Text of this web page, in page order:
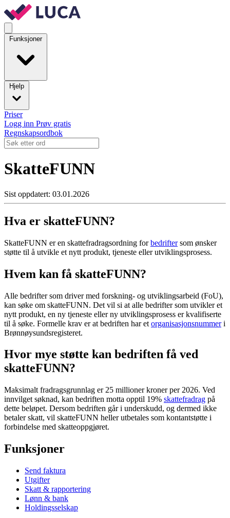
Funksjoner
Hjelp
Priser
Logg inn Prøv gratis
Regnskapsordbok
SkatteFUNN
Sist oppdatert: 03.01.2026
Hva er skatteFUNN?
SkatteFUNN er en skattefradragsordning forbedriftersom ønsker
støtte til å utvikle et nytt produkt, tjeneste eller utviklingsprosess.
Hvem kan få skatteFUNN?
Alle bedrifter som driver med forskning- og utviklingsarbeid (FoU),
kan søke om skatteFUNN. Det vil si at alle bedrifter som utvikler et
nytt produkt, en ny tjeneste eller ny utviklingsprosess er kvalifiserte
til å søke. Formelle krav er at bedriften har et organisasjonsnummeri
Brønnøysundsregisteret.
Hvor mye støtte kan bedriften få ved
skatteFUNN?
Maksimalt fradragsgrunnlag er 25 millioner kroner per 2026. Ved
innvilget søknad, kan bedriften motta opptil 19% skattefradrag på
dette beløpet. Dersom bedriften går i underskudd, og dermed ikke
betaler skatt, vil skatteFUNN heller utbetales som kontantstøtte i
forbindelse med skatteoppgjøret.
Funksjoner
Send faktura
Utgifter
Skatt & rapportering
Lønn & bank
Holdingsselskap